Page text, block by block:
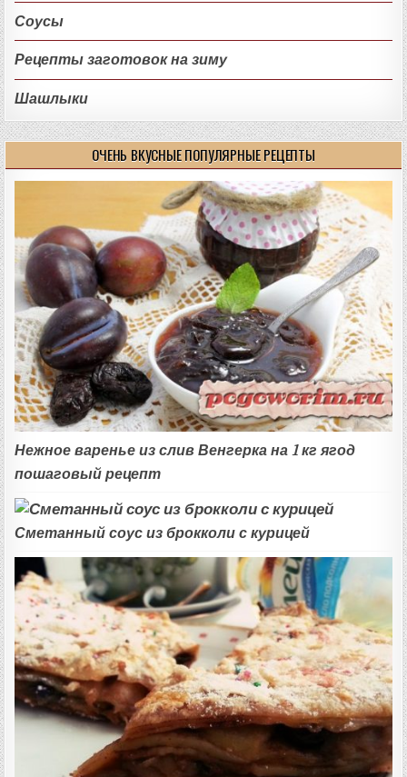
Соусы
Рецепты заготовок на зиму
Шашлыки
ОЧЕНЬ ВКУСНЫЕ ПОПУЛЯРНЫЕ РЕЦЕПТЫ
Нежное варенье из слив Венгерка на 1 кг ягод
пошаговый рецепт
Сметанный соус из брокколи с курицей